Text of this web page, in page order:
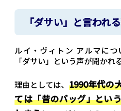
「ダサい」と言われ
ルイ・ヴィトン アルマに
「ダサい」という声が聞かれ
理由としては、1990年代の
ては「昔のバッグ」とい